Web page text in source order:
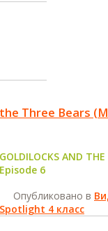
Three Bears
GOLDILOCKS AND THE
Episode 6
Опубликовано в
Spotlight 4 класс